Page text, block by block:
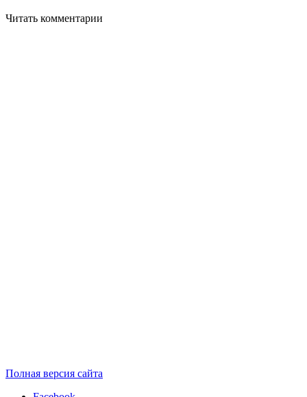
Читать комментарии
Полная версия сайта